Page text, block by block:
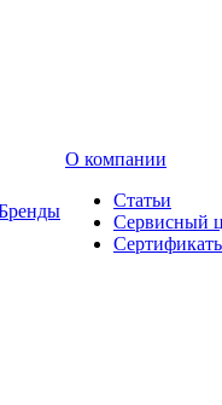
O компании
Статьи
Сервисный